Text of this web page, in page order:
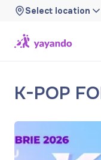
Select location
K-POP